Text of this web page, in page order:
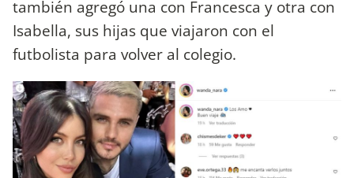
también agregó una con Francesca y otra con
Isabella, sus hijas que viajaron con el
futbolista para volver al colegio.